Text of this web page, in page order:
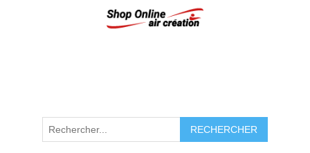
RECHERCHER